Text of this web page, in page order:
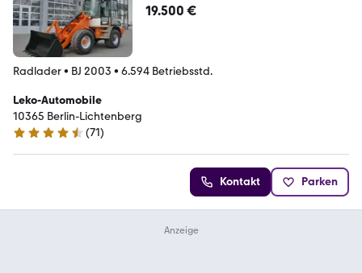
19.500 €
Radlader• BJ 2003 • 6.594 Betriebsstd.
Leko-Automobile
10365 Berlin-Lichtenberg
4.6 Sterne
(71)
Kontakt Parken